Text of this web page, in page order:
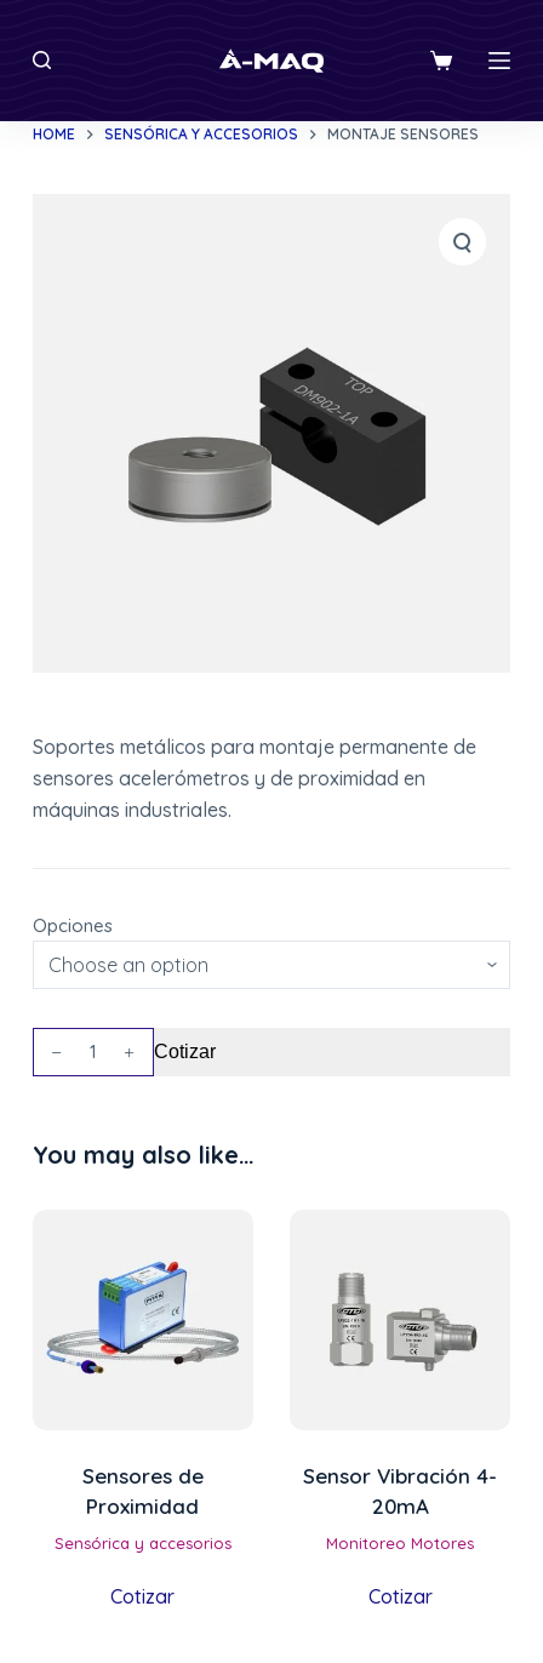
k
pHOME SENSÓRICA Y ACCESORIOS MONTAJE SENSORES
Soportes metálicos para montaje permanente de
sensores acelerómetros y de proximidad en
máquinas industriales.
Opciones
Montaje
Cotizar
You may also like…
Sensores de
Proximidad
Sensórica y accesorios
Cotizar
Sensor Vibración 4-
20mA
Monitoreo Motores
Cotizar